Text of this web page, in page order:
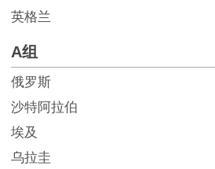
英格兰
A组
俄罗斯
沙特阿拉伯
埃及
乌拉圭